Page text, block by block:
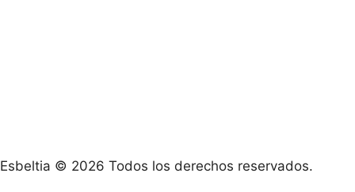
Esbeltia © 2026 Todos los derechos reservados.